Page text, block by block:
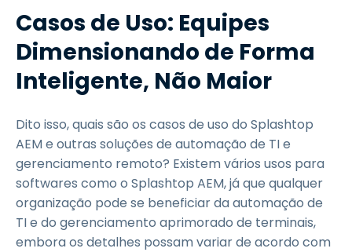
Casos de Uso: Equipes
Dimensionando de Forma
Inteligente, Não Maior
Dito isso, quais são os casos de uso do Splashtop
AEM e outras soluções de automação de TI e
gerenciamento remoto? Existem vários usos para
softwares como o Splashtop AEM, já que qualquer
organização pode se beneficiar da automação de
TI e do gerenciamento aprimorado de terminais,
embora os detalhes possam variar de acordo com